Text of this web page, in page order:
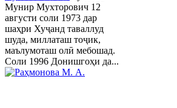
Мунир Мухторович 12
августи соли 1973 дар
шаҳри Хуҷанд таваллуд
шуда, миллаташ тоҷик,
маълумоташ олӣ мебошад.
Соли 1996 Донишгоҳи да...